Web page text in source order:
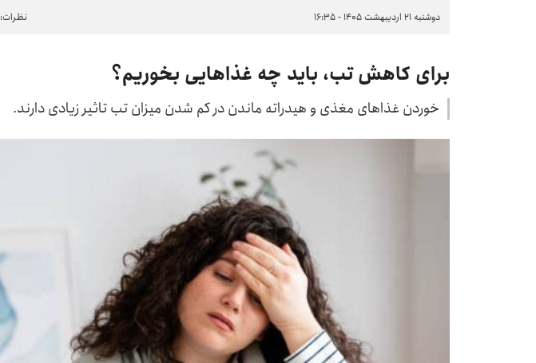
دوشنبه ۲۱ اردیبهشت ۱۴۰۵ - ۱۶:۳۵
نظرات: ۰
برای کاهش تب، باید چه غذاهایی بخوریم؟
خوردن غذاهای مغذی و هیدراته ماندن در کم شدن میزان تب تاثیر زیادی دارند.